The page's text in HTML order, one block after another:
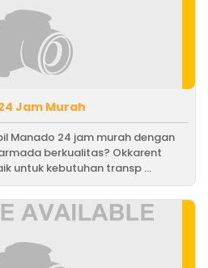
Jam Murah
Manado 24 jam murah dengan
berkualitas? Okkarent
untuk kebutuhan transp ...